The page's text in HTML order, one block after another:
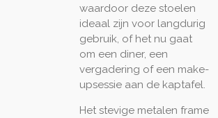
waardoor deze stoelen
ideaal zijn voor langdurig
gebruik, of het nu gaat
om een diner, een
vergadering of een make-
upsessie aan de kaptafel.
Het stevige metalen frame